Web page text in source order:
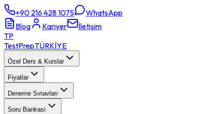
+90 216 428 1075
WhatsApp
Blog
Kariyer
İletişim
TP
TestPrepTÜRKİYE
Özel Ders & Kurslar
Fiyatlar
Deneme Sınavları
Soru Bankası